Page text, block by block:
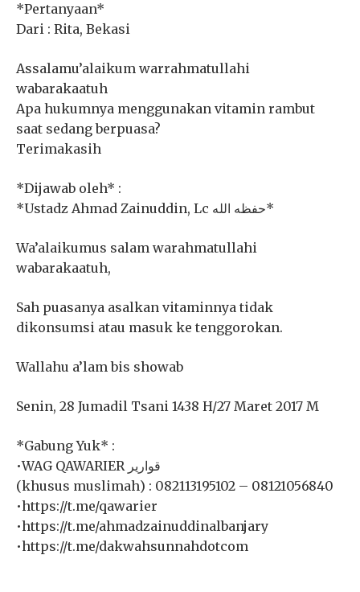
*Pertanyaan*
Dari : Rita, Bekasi
Assalamu’alaikum warrahmatullahi
wabarakaatuh
Apa hukumnya menggunakan vitamin rambut
saat sedang berpuasa?
Terimakasih
*Dijawab oleh* :
*Ustadz Ahmad Zainuddin, Lc حفظه الله*
Wa’alaikumus salam warahmatullahi
wabarakaatuh,
Sah puasanya asalkan vitaminnya tidak
dikonsumsi atau masuk ke tenggorokan.
Wallahu a’lam bis showab
Senin, 28 Jumadil Tsani 1438 H/27 Maret 2017 M
*Gabung Yuk* :
•WAG QAWARIER قوارير
(khusus muslimah) : 082113195102 – 08121056840
•https://t.me/qawarier
•https://t.me/ahmadzainuddinalbanjary
•https://t.me/dakwahsunnahdotcom